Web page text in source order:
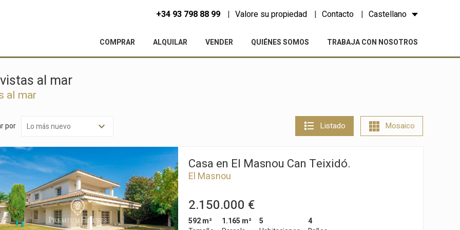
+34 93 798 88 99 Valore su propiedad Contacto Castellano
COMPRAR ALQUILAR VENDER QUIÉNES SOMOS TRABAJA CON NOSOTROS
al mar
al mar
por Listado Mosaico
Casa en El Masnou Can Teixidó.
El Masnou
2.150.000 €
592 m²
1.165 m²
5
4